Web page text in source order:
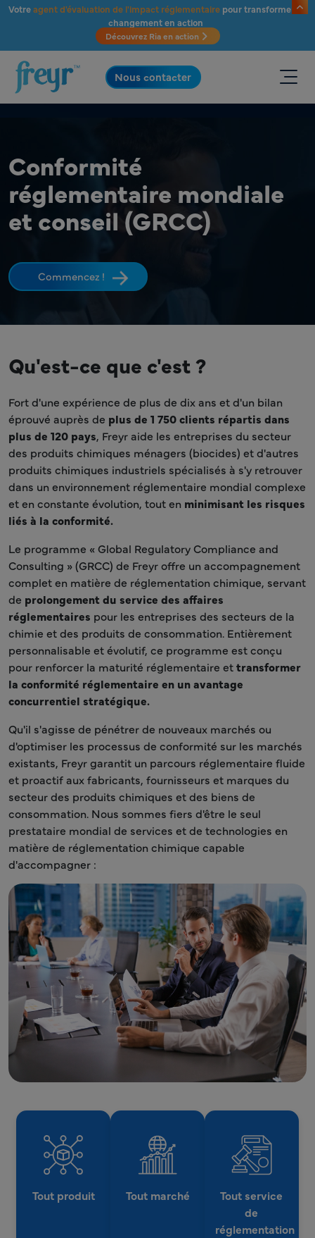
Passer au contenu principal
Votreagent d'évaluation de l'impact réglementairepour transformer le
changement en action
Découvrez Ria en action
.
Nous contacter
Conformité
réglementaire mondiale
et conseil (GRCC)
Commencez !
Qu'est-ce que c'est ?
Fort d'une expérience de plus de dix ans et d'un bilan
éprouvé auprès de plus de 1 750 clients répartis dans
plus de 120 pays, Freyr aide les entreprises du secteur
des produits chimiques ménagers (biocides) et d'autres
produits chimiques industriels spécialisés à s'y retrouver
dans un environnement réglementaire mondial complexe
et en constante évolution, tout en minimisant les risques
liés à la conformité.
Le programme « Global Regulatory Compliance and
Consulting » (GRCC) de Freyr offre un accompagnement
complet en matière de réglementation chimique, servant
de prolongement du service des affaires
réglementaires pour les entreprises des secteurs de la
chimie et des produits de consommation. Entièrement
personnalisable et évolutif, ce programme est conçu
pour renforcer la maturité réglementaire ettransformer
la conformité réglementaire en un avantage
concurrentiel stratégique.
Qu'il s'agisse de pénétrer de nouveaux marchés ou
d'optimiser les processus de conformité sur les marchés
existants, Freyr garantit un parcours réglementaire fluide
et proactif aux fabricants, fournisseurs et marques du
secteur des produits chimiques et des biens de
consommation. Nous sommes fiers d'être le seul
prestataire mondial de services et de technologies en
matière de réglementation chimique capable
d'accompagner :
Tout produit Tout marché
Tout service
de
réglementation